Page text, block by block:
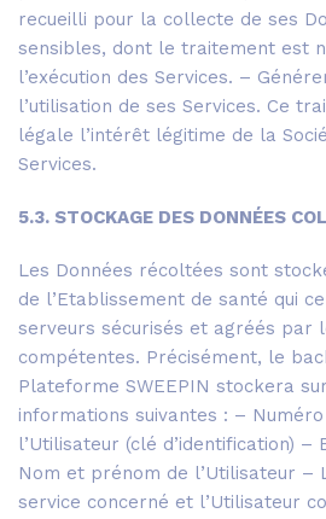
recueilli pour la collecte de ses
sensibles, dont le traitement est
l’exécution des Services. –
l’utilisation de ses Services. Ce
légale l’intérêt légitime de la
Services.
5.3. STOCKAGE DES DONNÉES
Les Données récoltées sont
de l’Etablissement de santé qui
serveurs sécurisés et agréés par
compétentes. Précisément, le
Plateforme SWEEPIN stockera
informations suivantes : –
l’Utilisateur (clé d’identification) –
Nom et prénom de l’Utilisateur –
service concerné et l’Utilisateur